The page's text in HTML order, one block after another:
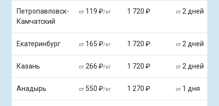
Петропавловск-
Камчатский
от 119 ₽/кг 1 720 ₽ от 2 дней
Екатеринбург от 165 ₽/кг 1 720 ₽ от 2 дней
Казань от 266 ₽/кг 1 720 ₽ от 2 дней
Анадырь от 550 ₽/кг 1 270 ₽ от 1 дня